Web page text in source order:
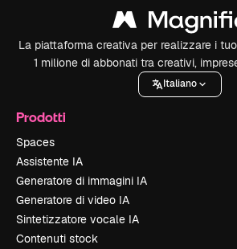
La piattaforma creativa per realizzare i
1 milione di abbonati tra creativi,
Italiano
Prodotti
Spaces
Assistente IA
Generatore di immagini IA
Generatore di video IA
Sintetizzatore vocale IA
Contenuti stock